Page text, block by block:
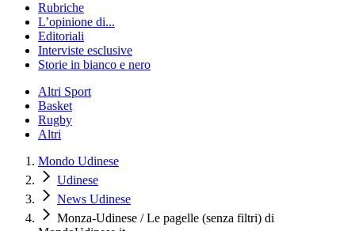
Rubriche
L’opinione di...
Editoriali
Interviste esclusive
Storie in bianco e nero
Altri Sport
Basket
Rugby
Altri
Mondo Udinese
Udinese
News Udinese
Monza-Udinese / Le pagelle (senza filtri) di